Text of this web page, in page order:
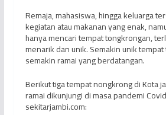
Remaja, mahasiswa, hingga keluarga
kegiatan atau makanan yang enak,
hanya mencari tempat tongkrongan,
menarik dan unik. Semakin unik
semakin ramai yang berdatangan.
Berikut tiga tempat nongkrong di Kota
ramai dikunjungi di masa pandemi
sekitarjambi.com: